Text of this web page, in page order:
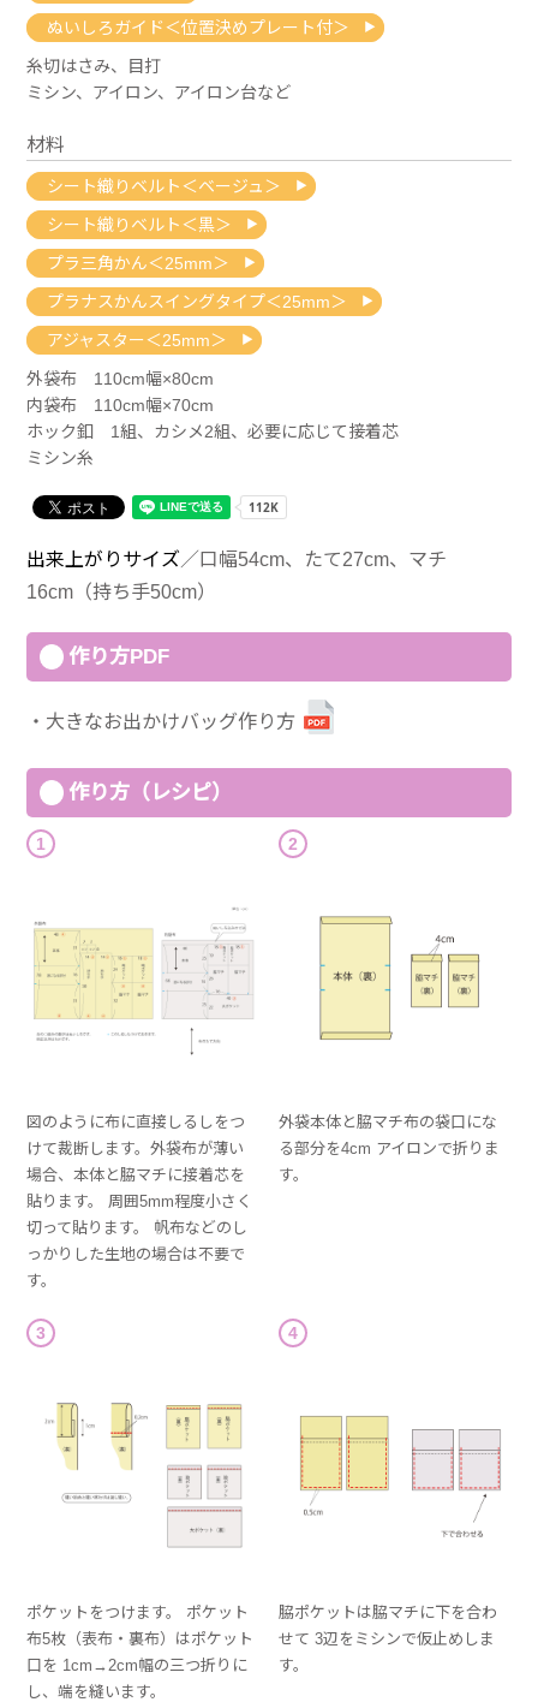
ぬいしろガイド＜位置決めプレート付＞
糸切はさみ、目打
ミシン、アイロン、アイロン台など
材料
シート織りベルト＜ベージュ＞
シート織りベルト＜黒＞
プラ三角かん＜25mm＞
プラナスかんスイングタイプ＜25mm＞
アジャスター＜25mm＞
外袋布 110cm幅×80cm
内袋布 110cm幅×70cm
ホック釦 1組、カシメ2組、必要に応じて接着芯
ミシン糸
出来上がりサイズ／口幅54cm、たて27cm、マチ
16cm（持ち手50cm）
作り方PDF
大きなお出かけバッグ作り方
作り方（レシピ）
1
図のように布に直接しるしをつ
けて裁断します。外袋布が薄い
場合、本体と脇マチに接着芯を
貼ります。 周囲5mm程度小さく
切って貼ります。 帆布などのし
っかりした生地の場合は不要で
す。
2
外袋本体と脇マチ布の袋口にな
る部分を4cm アイロンで折りま
す。
3
ポケットをつけます。 ポケット
布5枚（表布・裏布）はポケット
口を 1cm→2cm幅の三つ折りに
し、端を縫います。
4
脇ポケットは脇マチに下を合わ
せて 3辺をミシンで仮止めしま
す。